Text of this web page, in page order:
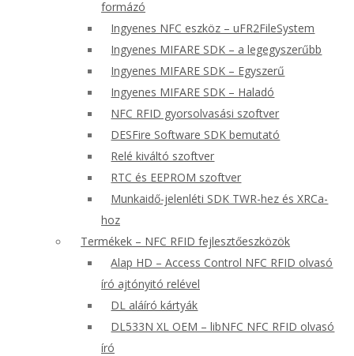
formázó
Ingyenes NFC eszköz – uFR2FileSystem
Ingyenes MIFARE SDK – a legegyszerűbb
Ingyenes MIFARE SDK – Egyszerű
Ingyenes MIFARE SDK – Haladó
NFC RFID gyorsolvasási szoftver
DESFire Software SDK bemutató
Relé kiváltó szoftver
RTC és EEPROM szoftver
Munkaidő-jelenléti SDK TWR-hez és XRCa-
hoz
Termékek – NFC RFID fejlesztőeszközök
Alap HD – Access Control NFC RFID olvasó
író ajtónyitó relével
DL aláíró kártyák
DL533N XL OEM – libNFC NFC RFID olvasó
író